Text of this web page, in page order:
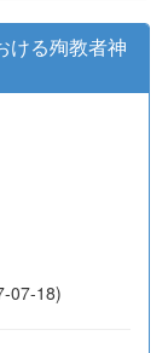
ける殉教者神
07-18)